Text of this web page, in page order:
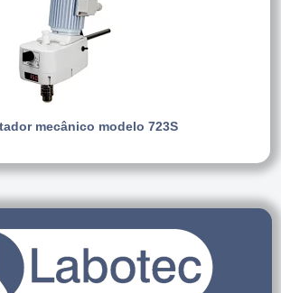
mecânico modelo 723S